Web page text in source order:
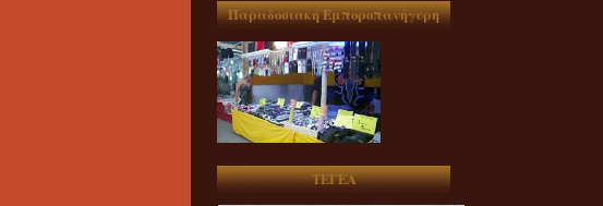
Παραδοσιακή Εμποροπανήγυρη
ΤΕΓΕΑ